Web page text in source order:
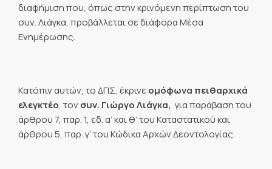
διαφήμιση που, όπως στην κρινόμενη περίπτωση του
συν. Λιάγκα, προβάλλεται σε διάφορα Μέσα
Ενημέρωσης.
Κατόπιν αυτών, τo ΔΠΣ, έκρινε ομόφωνα πειθαρχικά
ελεγκτέο, τονσυν. Γιώργο Λιάγκα, για παράβαση του
άρθρου 7, παρ. 1, εδ. α’ και θ’ του Καταστατικού και
άρθρου 5, παρ. γ’ του Κώδικα Αρχών Δεοντολογίας.